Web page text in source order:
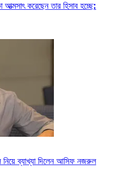
আত্মসাৎ করেছেন তার হিসাব হচ্ছে:
নিয়ে ব্যাখ্যা দিলেন আসিফ নজরুল